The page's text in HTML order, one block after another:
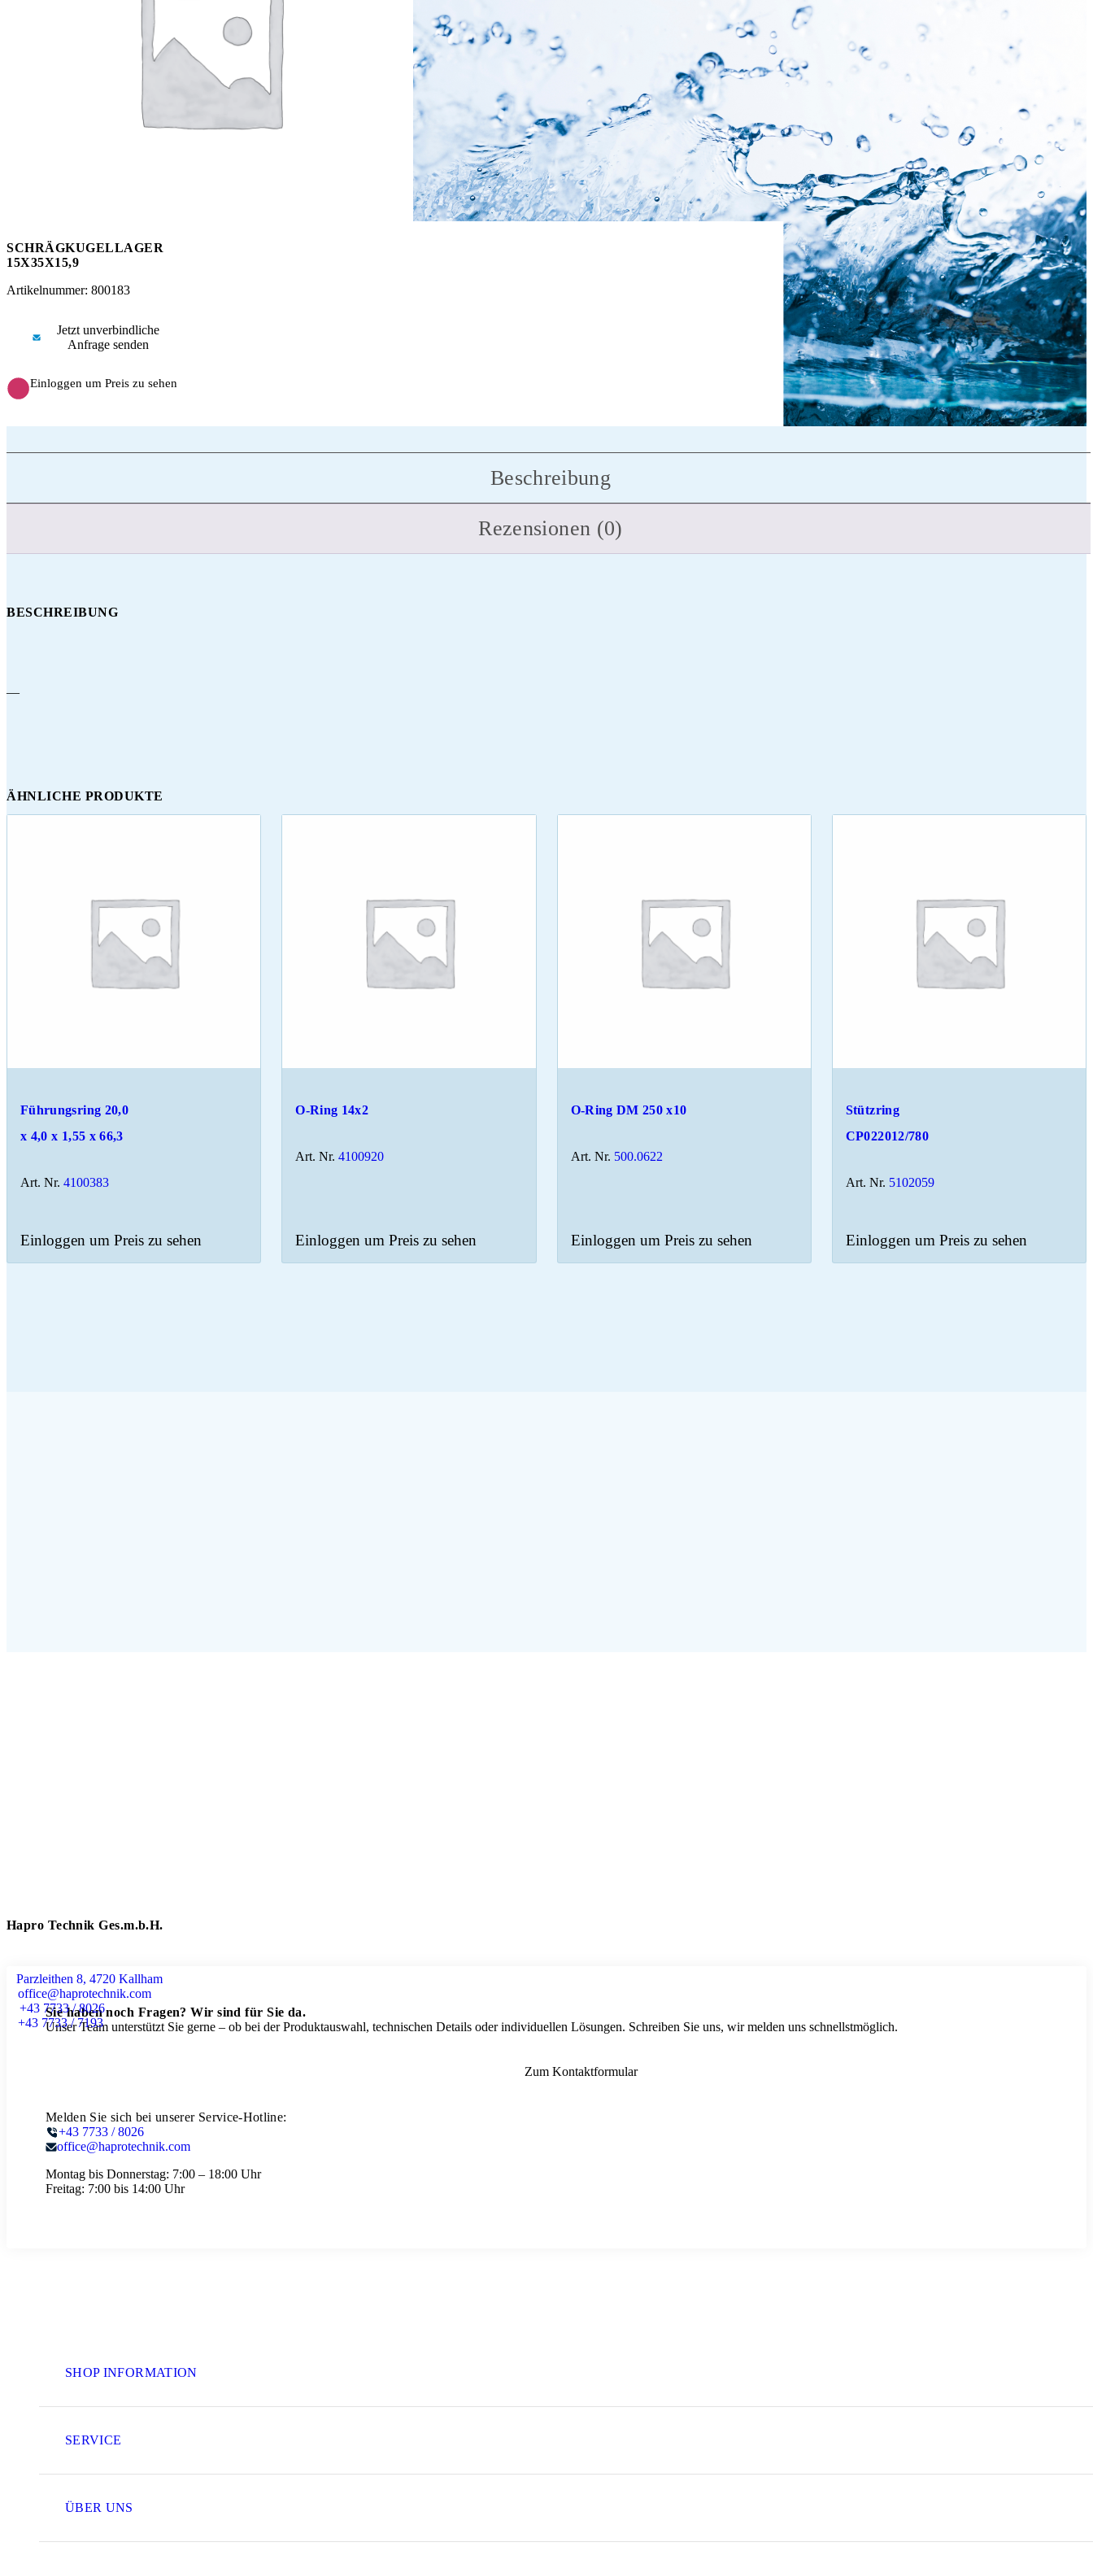
SCHRÄGKUGELLAGER
15X35X15,9
Artikelnummer: 800183
Jetzt unverbindliche
Anfrage senden
Einloggen um Preis zu sehen
Beschreibung
Rezensionen (0)
BESCHREIBUNG
—
ÄHNLICHE PRODUKTE
Führungsring 20,0
x 4,0 x 1,55 x 66,3
Art. Nr. 4100383
Einloggen um Preis zu sehen
O-Ring 14x2
Art. Nr. 4100920
Einloggen um Preis zu sehen
O-Ring DM 250 x10
Art. Nr. 500.0622
Einloggen um Preis zu sehen
Stützring
CP022012/780
Art. Nr. 5102059
Einloggen um Preis zu sehen
Hapro Technik Ges.m.b.H.
Parzleithen 8, 4720 Kallham
office@haprotechnik.com
+43 7733 / 8026
+43 7733 / 7193
Sie haben noch Fragen? Wir sind für Sie da.
Unser Team unterstützt Sie gerne – ob bei der Produktauswahl, technischen Details oder individuellen Lösungen. Schreiben Sie uns, wir melden uns schnellstmöglich.
Zum Kontaktformular
Melden Sie sich bei unserer Service-Hotline:
+43 7733 / 8026
office@haprotechnik.com
Montag bis Donnerstag: 7:00 – 18:00 Uhr
Freitag: 7:00 bis 14:00 Uhr
SHOP INFORMATION
SERVICE
ÜBER UNS